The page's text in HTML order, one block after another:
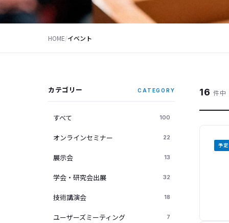
HOME/イベント
カテゴリー CATEGORY
すべて 100
オンラインセミナー 22
展示会 13
学会・研究会出展 32
技術講演会 18
ユーザーズミーティング 7
16 件中
予定